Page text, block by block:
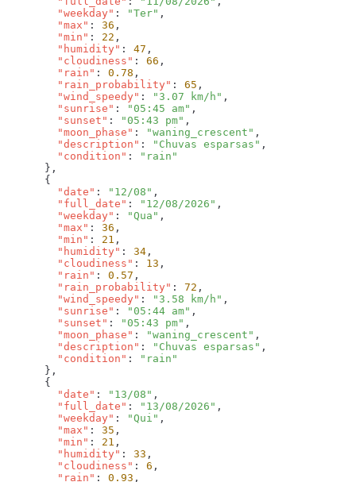
        "weekday"
: "Ter"
        "max"
: 36
        "min"
: 22
        "humidity"
: 47
        "cloudiness"
: 66
        "rain"
: 0.78
        "rain_probability"
: 65
        "wind_speedy"
: "3.07 km/h"
        "sunrise"
: "05:45 am"
        "sunset"
: "05:43 pm"
        "moon_phase"
: "waning_crescent"
        "description"
: "Chuvas esparsas"
        "condition"
:
        "date"
: "12/08"
        "full_date"
: "12/08/2026"
        "weekday"
: "Qua"
        "max"
: 36
        "min"
: 21
        "humidity"
: 34
        "cloudiness"
: 13
        "rain"
: 0.57
        "rain_probability"
: 72
        "wind_speedy"
: "3.58 km/h"
        "sunrise"
: "05:44 am"
        "sunset"
: "05:43 pm"
        "moon_phase"
: "waning_crescent"
        "description"
: "Chuvas esparsas"
        "condition"
:
        "date"
: "13/08"
        "full_date"
: "13/08/2026"
        "weekday"
: "Qui"
        "max"
: 35
        "min"
: 21
        "humidity"
: 33
        "cloudiness"
: 6
        "rain"
: 0.93